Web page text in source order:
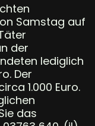
Samstag auf
der
lediglich
Der
1.000 Euro.
das